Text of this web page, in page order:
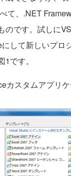
て、.NET
のです。試しに
にして新しいプロ
です。
カスタムアプリ